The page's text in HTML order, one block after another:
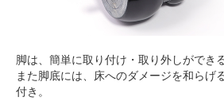
脚は、簡単に取り付け・取り外しができ
また脚底には、床へのダメージを和らげ
付き。